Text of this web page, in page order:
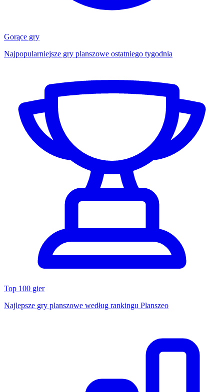
Gorące gry
Najpopularniejsze gry planszowe ostatniego tygodnia
Top 100 gier
Najlepsze gry planszowe według rankingu Planszeo